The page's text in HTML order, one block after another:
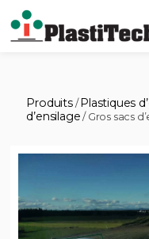
Produits/ Plastiques
d’ensilage / Gros sacs